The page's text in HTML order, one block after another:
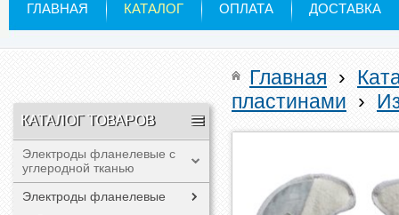
ГЛАВНАЯ КАТАЛОГ ОПЛАТА ДОСТАВКА
КАТАЛОГ ТОВАРОВ
Электроды фланелевые с
углеродной тканью
Электроды фланелевые
Главная ›
пластинами ›